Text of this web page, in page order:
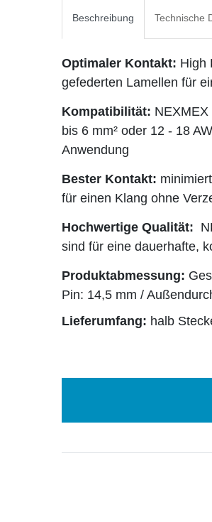
Beschreibung Technische
Optimaler Kontakt: High
gefederten Lamellen für
Kompatibilität:
bis 6 mm² oder 12 - 18
Anwendung
Bester Kontakt:
für einen Klang ohne
Hochwertige Qualität:
sind für eine dauerhafte,
Produktabmessung:
Pin: 14,5 mm /
Lieferumfang: halb